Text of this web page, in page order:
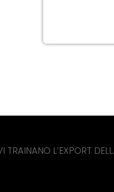
DELLA CINA